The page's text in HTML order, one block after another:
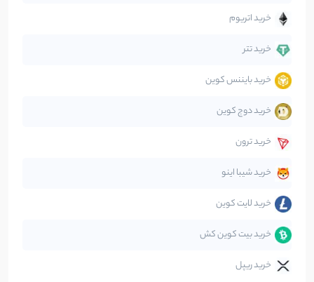
دیفای
صرافی‌ها
قانون‌گذاری
متاورس
خرید اتریوم
خرید تتر
خرید بایننس کوین
خرید دوج کوین
خرید ترون
خرید شیبا اینو
خرید لایت کوین
خرید بیت کوین کش
خرید ریپل